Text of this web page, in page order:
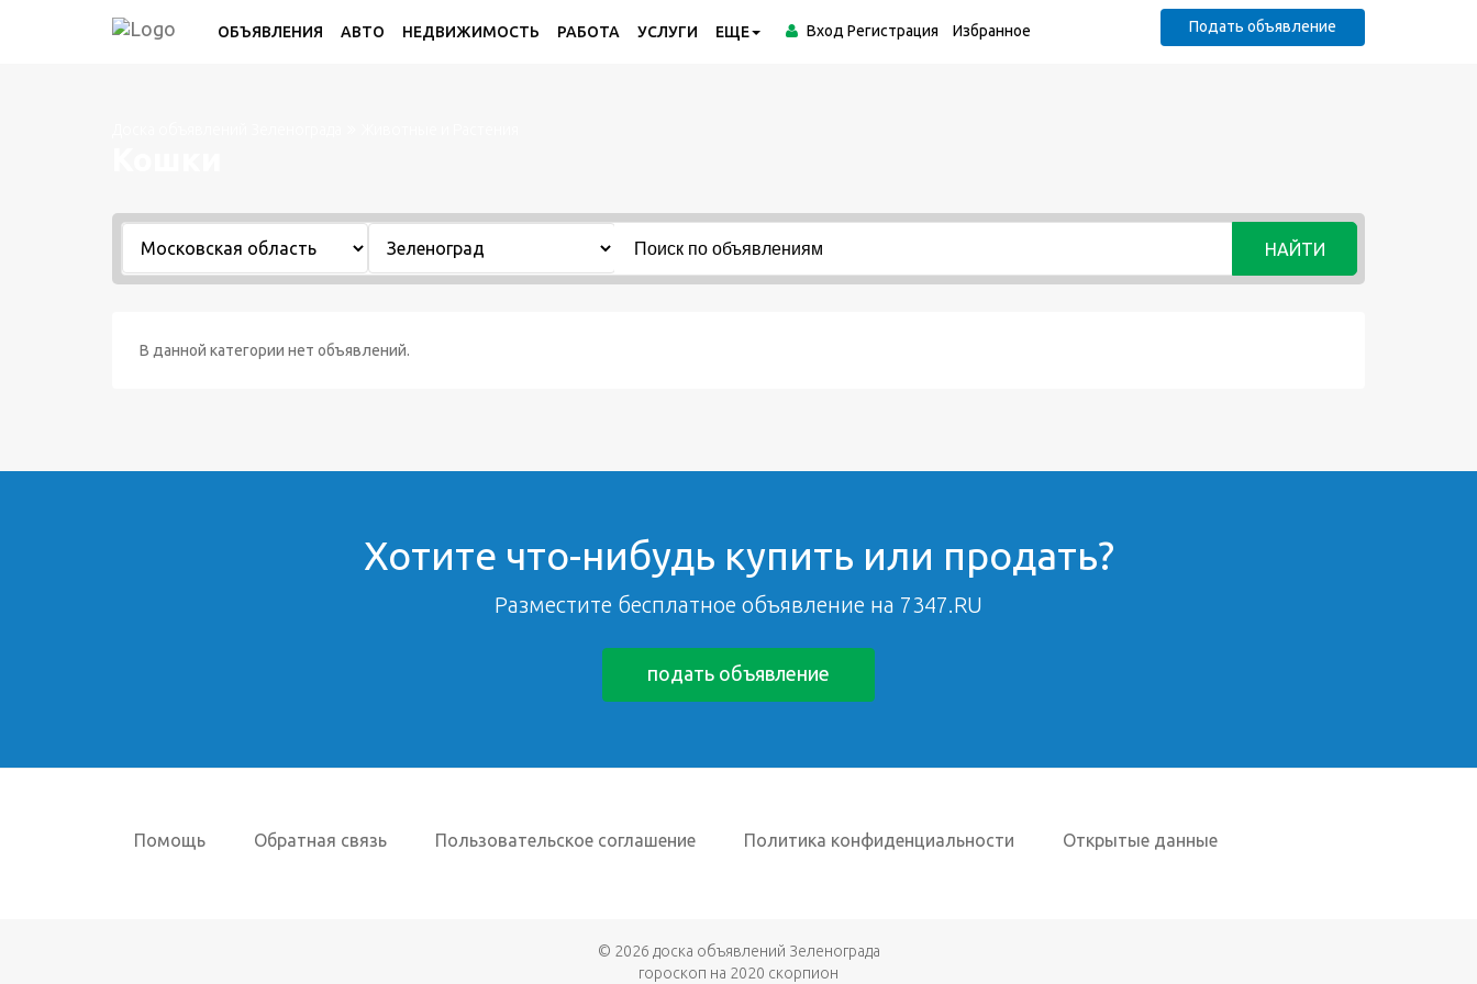
ОБЪЯВЛЕНИЯ АВТО НЕДВИЖИМОСТЬ РАБОТА УСЛУГИ ЕЩЕ Вход Регистрация Избранное Подать объявление
НАЙТИ
В данной категории нет объявлений.
Хотите что-нибудь купить или продать?
Разместите бесплатное объявление на 7347.RU
подать объявление
Помощь Обратная связь Пользовательское соглашение Политика конфиденциальности Открытые данные
© 2026 доска объявлений Зеленограда
гороскоп на 2020 скорпион